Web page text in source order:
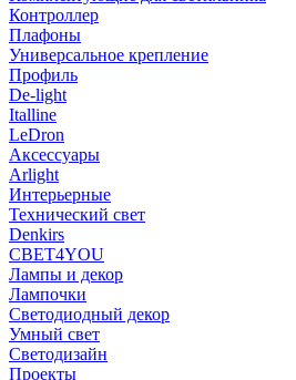
Контроллер
Плафоны
Универсальное крепление
Профиль
De-light
Italline
LeDron
Аксессуары
Arlight
Интерьерные
Технический свет
Denkirs
СВЕТ4YOU
Лампы и декор
Лампочки
Светодиодный декор
Умный свет
Светодизайн
Проекты